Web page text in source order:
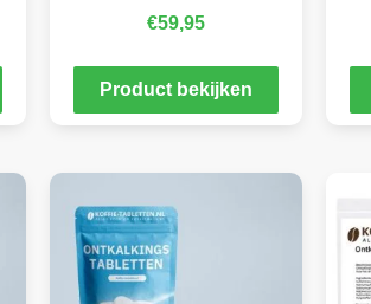
€59,95
Product bekijken